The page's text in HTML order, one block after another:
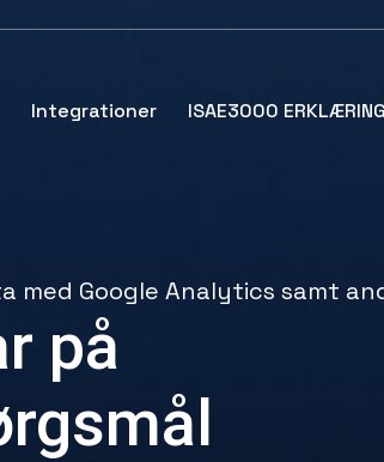
Integrationer ISAE3000 ERKLÆRING
med Google Analytics samt
på